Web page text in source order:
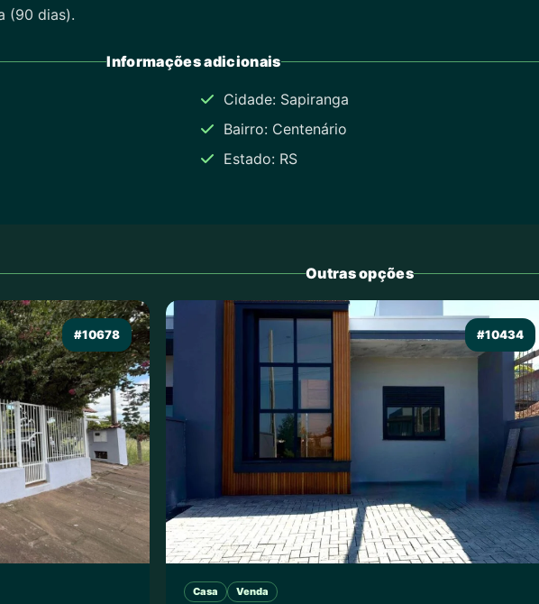
(90 dias).
Informações adicionais
Cidade: Sapiranga
Bairro: Centenário
Estado: RS
Outras opções
#10678 #10434
Casa Venda